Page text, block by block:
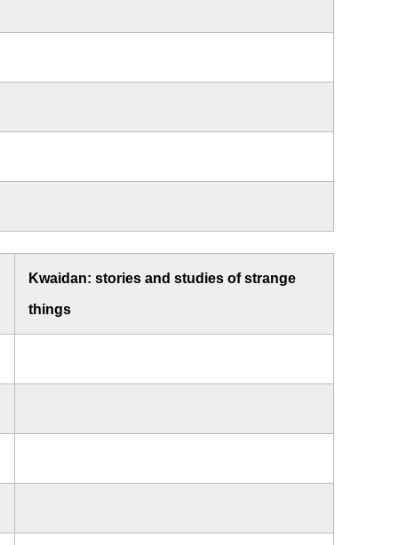
Kwaidan: stories and studies of strange
things